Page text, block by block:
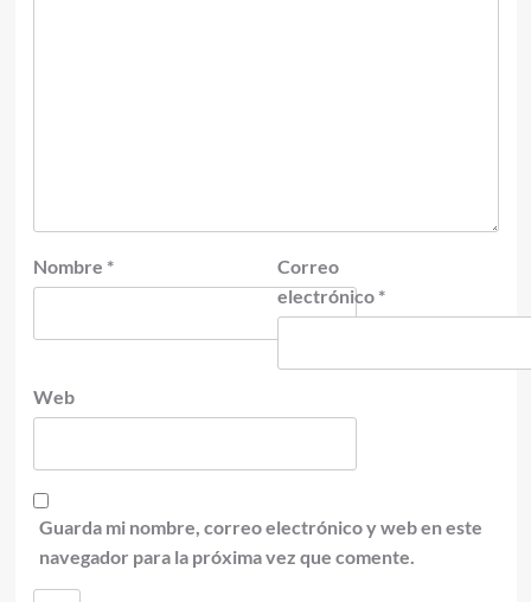
Nombre *
Correo
electrónico *
Web
Guarda mi nombre, correo electrónico y web en este
navegador para la próxima vez que comente.